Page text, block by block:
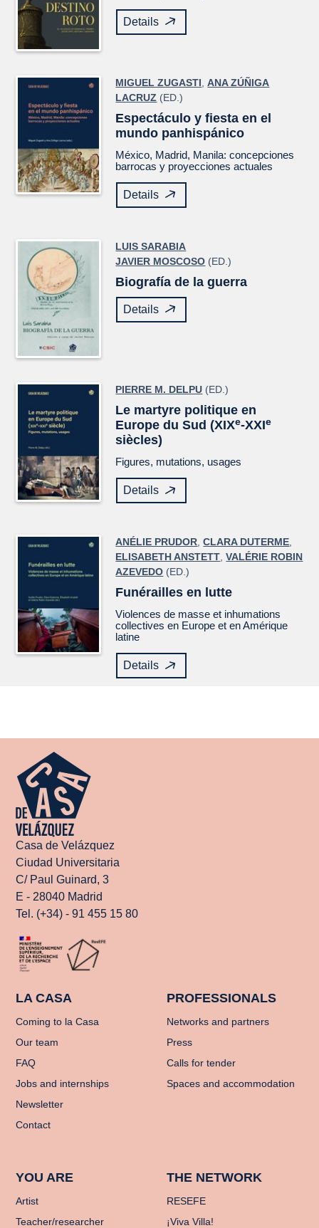
Details
MIGUEL ZUGASTI ,ANA ZÚÑIGA
LACRUZ (ED.)
Espectáculo y fiesta en el
mundo panhispánico
México, Madrid, Manila: concepciones
barrocas y proyecciones actuales
Details
LUIS SARABIA
JAVIER MOSCOSO (ED.)
Biografía de la guerra
Details
PIERRE M. DELPU (ED.)
Le martyre politique en
Europe du Sud (XIXe-XXIe
siècles)
Figures, mutations, usages
Details
ANÉLIE PRUDOR,CLARA DUTERME,
ELISABETH ANSTETT,VALÉRIE ROBIN
AZEVEDO (ED.)
Funérailles en lutte
Violences de masse et inhumations
collectives en Europe et en Amérique
latine
Details
Casa de Velázquez
Ciudad Universitaria
C/ Paul Guinard, 3
E - 28040 Madrid
Tel. (+34) - 91 455 15 80
LA CASA
Coming to la Casa
Our team
FAQ
Jobs and internships
Newsletter
Contact
PROFESSIONALS
Networks and partners
Press
Calls for tender
Spaces and accommodation
YOU ARE
Artist
Teacher/researcher
THE NETWORK
RESEFE
¡Viva Villa!